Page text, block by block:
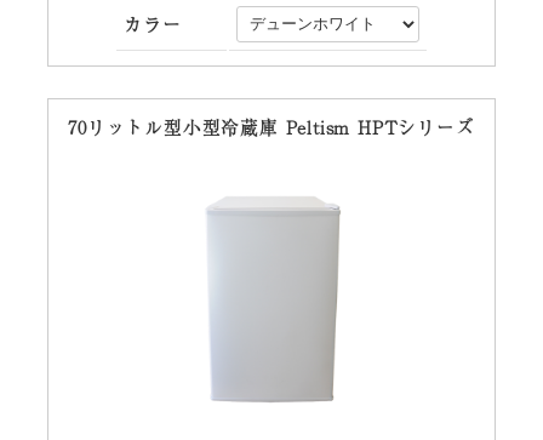
カラー
70リットル型小型冷蔵庫 Peltism HPTシリーズ